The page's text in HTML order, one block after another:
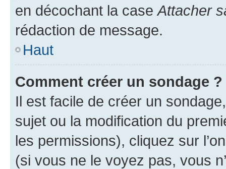
en décochant la case Attacher
rédaction de message.
Haut
Comment créer un sondage ?
Il est facile de créer un
sujet ou la modification du
les permissions), cliquez sur
(si vous ne le voyez pas, vous